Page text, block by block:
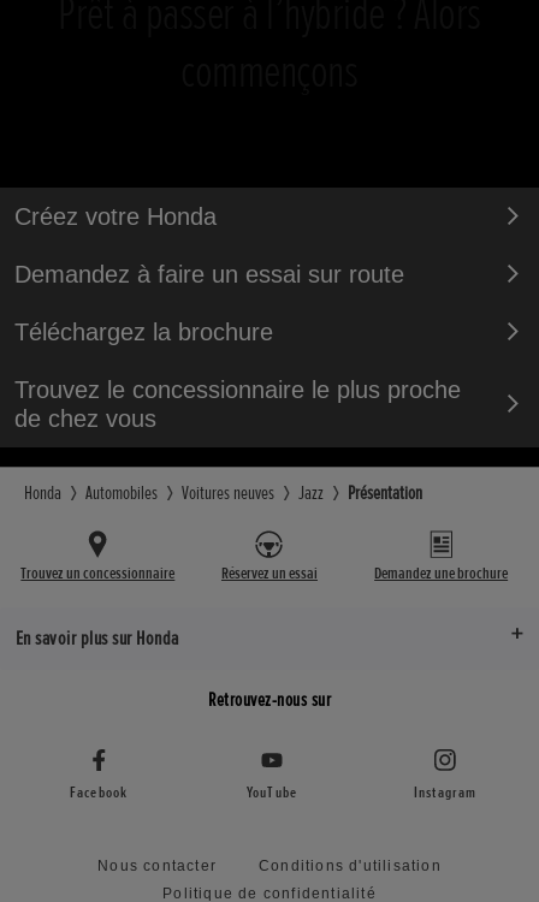
Créez votre Honda
Demandez à faire un essai sur route
Téléchargez la brochure
Trouvez le concessionnaire le plus proche
de chez vous
Honda Automobiles Voitures neuves Jazz Présentation
Trouvez un concessionnaire Réservez un essai Demandez une brochure
En savoir plus sur Honda
Retrouvez-nous sur
Facebook YouTube Instagram
Nous contacter
Conditions d'utilisation
Politique de confidentialité